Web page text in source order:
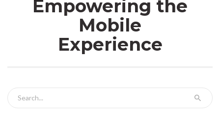
Empowering the
Mobile
Experience
Search for: